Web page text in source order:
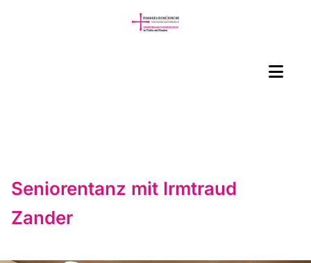
Seniorentanz mit Irmtraud
Zander